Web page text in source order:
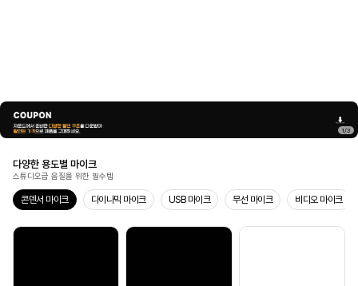
1/3
다양한 용도별 마이크
스튜디오급 음질을 위한 필수템
콘덴서 마이크 다이나믹 마이크 USB 마이크 무선 마이크 비디오 마이크